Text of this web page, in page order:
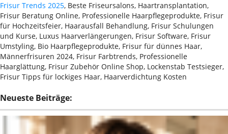
Frisur Trends 2025, Beste Friseursalons, Haartransplantation,
Frisur Beratung Online, Professionelle Haarpflegeprodukte, Frisur
für Hochzeitsfeier, Haarausfall Behandlung, Frisur Schulungen
und Kurse, Luxus Haarverlängerungen, Frisur Software, Frisur
Umstyling, Bio Haarpflegeprodukte, Frisur für dünnes Haar,
Männerfrisuren 2024, Frisur Farbtrends, Professionelle
Haarglättung, Frisur Zubehör Online Shop, Lockenstab Testsieger,
Frisur Tipps für lockiges Haar, Haarverdichtung Kosten
Neueste Beiträge: